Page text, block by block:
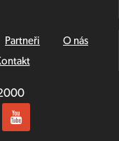
Partneři
O nás